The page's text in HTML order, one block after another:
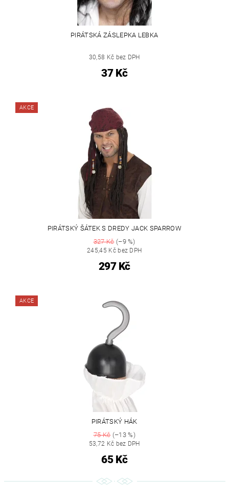
PIRÁTSKÁ ZÁSLEPKA LEBKA
30,58 Kč bez DPH
37 Kč
AKCE
PIRÁTSKÝ ŠÁTEK S DREDY JACK SPARROW
327 Kč(–9 %)
245,45 Kč bez DPH
297 Kč
AKCE
PIRÁTSKÝ HÁK
75 Kč(–13 %)
53,72 Kč bez DPH
65 Kč